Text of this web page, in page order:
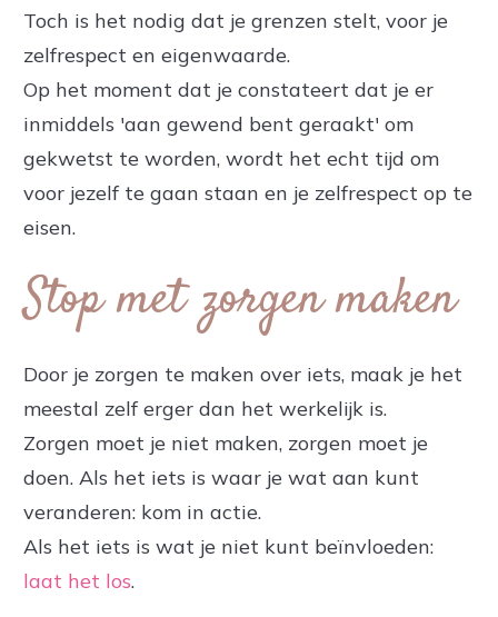
Toch is het nodig dat je grenzen stelt, voor je
zelfrespect en eigenwaarde.
Op het moment dat je constateert dat je er
inmiddels 'aan gewend bent geraakt' om
gekwetst te worden, wordt het echt tijd om
voor jezelf te gaan staan en je zelfrespect op te
eisen.
Stop met zorgen maken
Door je zorgen te maken over iets, maak je het
meestal zelf erger dan het werkelijk is.
Zorgen moet je niet maken, zorgen moet je
doen. Als het iets is waar je wat aan kunt
veranderen: kom in actie.
Als het iets is wat je niet kunt beïnvloeden:
laat het los.